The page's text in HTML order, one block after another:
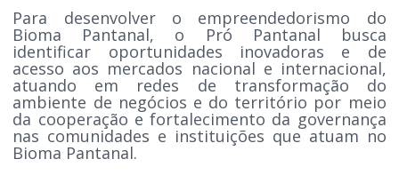
Para desenvolver o empreendedorismo do
Bioma Pantanal, o Pró Pantanal busca
identificar oportunidades inovadoras e de
acesso aos mercados nacional e internacional,
atuando em redes de transformação do
ambiente de negócios e do território por meio
da cooperação e fortalecimento da governança
nas comunidades e instituições que atuam no
Bioma Pantanal.